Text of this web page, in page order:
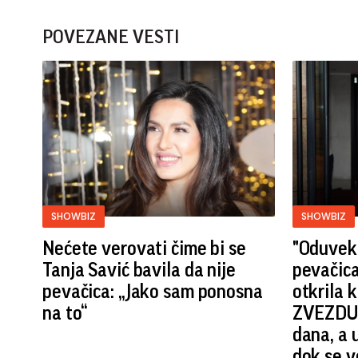
POVEZANE VESTI
SHOWBIZ
Nećete verovati čime bi se
Tanja Savić bavila da nije
pevačica: „Jako sam ponosna
na to“
SHOWBIZ
otkrila
dana, a